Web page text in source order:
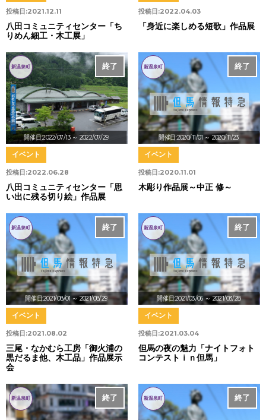
投稿日:2021.12.11
八田コミュニティセンター「ち
りめん細工・木工展」
投稿日:2022.04.03
「身近に楽しめる短歌」作品展
開催日:2022/07/13～ 2022/07/29
終了
新温泉町
投稿日:2022.06.28
イベント
八田コミュニティセンター「思
い出に残る切り絵」作品展
開催日:2020/11/01 ～ 2020/11/23
終了
新温泉町
投稿日:2020.11.01
イベント
木彫り作品展～中正 修～
開催日:2021/08/01 ～ 2021/08/29
終了
新温泉町
投稿日:2021.08.02
イベント
三尾・なかむら工房「御火浦の
黒だるま他、木工品」作品展示
会
開催日:2021/03/06 ～ 2021/03/28
終了
新温泉町
投稿日:2021.03.04
イベント
但馬の夜の魅力「ナイトフォト
コンテストｉｎ但馬」
終了
新温泉町 終了
新温泉町